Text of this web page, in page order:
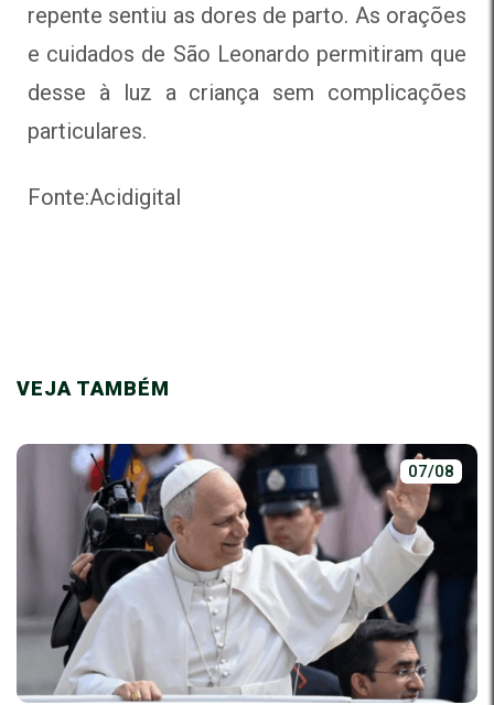
repente sentiu as dores de parto. As orações
e cuidados de São Leonardo permitiram que
desse à luz a criança sem complicações
particulares.
Fonte:Acidigital
VEJA TAMBÉM
07/08